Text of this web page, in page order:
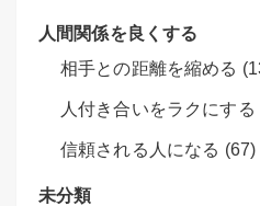
人間関係を良くする
相手との距離を縮める
人付き合いをラクにする
信頼される人になる (67)
未分類